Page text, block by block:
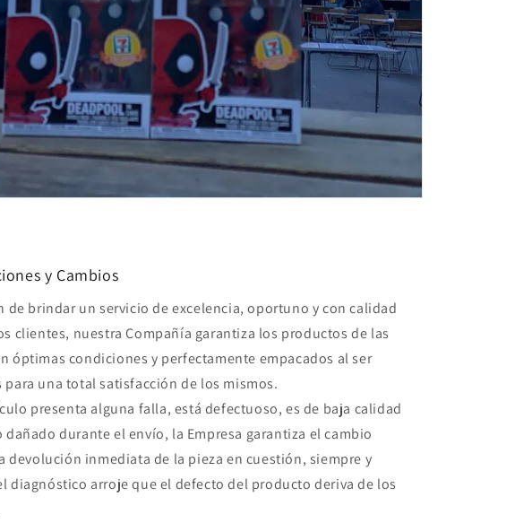
y Cambios
de brindar un servicio de excelencia, oportuno y con calidad
clientes, nuestra Compañía garantiza los productos de las
óptimas condiciones y perfectamente empacados al ser
para una total satisfacción de los mismos.
presenta alguna falla, está defectuoso, es de baja calidad
dañado durante el envío, la Empresa garantiza el cambio
devolución inmediata de la pieza en cuestión, siempre y
diagnóstico arroje que el defecto del producto deriva de los